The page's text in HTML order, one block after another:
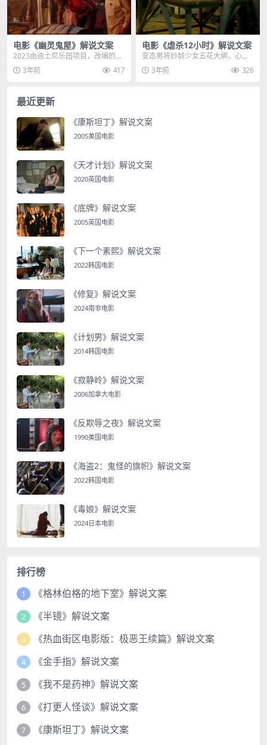
电影《幽灵鬼屋》解说文案
2023由迪士尼乐园项目，改编的奇
幻电影，在百万网友的期待下终于
上线了，怪诞离奇...
3年前 417
电影《虐杀12小时》解说文案
变态男将妙龄少女五花大绑，心中
的欲望彻底爆发，女人越叫他越兴
奋，为了这一时刻，他...
3年前 326
最近更新
《康斯坦丁》解说文案
2005美国电影
《天才计划》解说文案
2020英国电影
《底牌》解说文案
2005英国电影
《下一个素熙》解说文案
2022韩国电影
《修复》解说文案
2024南非电影
《计划男》解说文案
2014韩国电影
《寂静岭》解说文案
2006加拿大电影
《反欺辱之夜》解说文案
1990美国电影
《海盗2：鬼怪的旗帜》解说文案
2022韩国电影
《毒娘》解说文案
2024日本电影
排行榜
1 《格林伯格的地下室》解说文案
2 《半镜》解说文案
3 《热血街区电影版：极恶王续篇》解说文案
4 《金手指》解说文案
5 《我不是药神》解说文案
6 《打更人怪谈》解说文案
7 《康斯坦丁》解说文案